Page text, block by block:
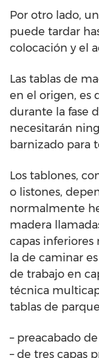
Por otro lado,
puede tardar
colocación y el
Las tablas de
en el origen, es
durante la fase
necesitarán
barnizado para
Los tablones,
o listones,
normalmente
madera
capas inferiores
la de caminar
de trabajo en
técnica
tablas de
– preacabado
– de tres capas